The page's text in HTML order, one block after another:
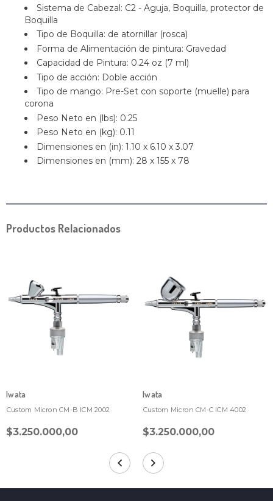
Sistema de Cabezal: C2 - Aguja, Boquilla, protector de
Boquilla
Tipo de Boquilla: de atornillar (rosca)
Forma de Alimentación de pintura: Gravedad
Capacidad de Pintura: 0.24 oz (7 ml)
Tipo de acción: Doble acción
Tipo de mango: Pre-Set con soporte (muelle) para
corona
Peso Neto en (lbs): 0.25
Peso Neto en (kg): 0.11
Dimensiones en (in): 1.10 x 6.10 x 3.07
Dimensiones en (mm): 28 x 155 x 78
Productos Relacionados
Iwata
Custom Micron CM-B ICM 2002
$3.250.000,00
Iwata
Custom Micron CM-C ICM 4002
$3.250.000,00